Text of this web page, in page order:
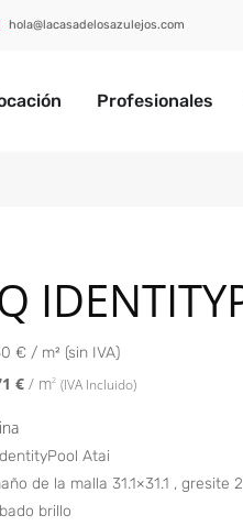
hola@lacasadelosazulejos.com
Profesionales
€ / m² (sin IVA)
€ / m2 (IVA Incluido)
Atai
de la malla 31.1×31.1 , gresite
brillo